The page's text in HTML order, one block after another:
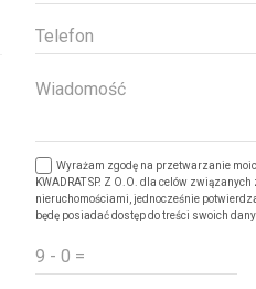
Wyrażam zgodę na przetwarzanie
KWADRAT SP. Z O.O. dla celów
nieruchomościami, jednocześnie
będę posiadać dostęp do treści swoich